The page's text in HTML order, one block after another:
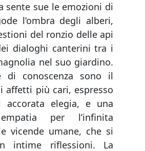
sente sue le emozioni di
l’ombra degli alberi,
del ronzio delle api
dialoghi canterini tra i
nel suo giardino.
di conoscenza sono il
affetti più cari, espresso
elegia, e una
per l’infinita
vicende umane, che si
intime riflessioni. La